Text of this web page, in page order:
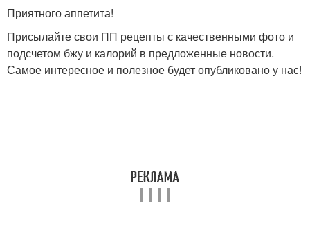
Приятного аппетита!
Присылайте свои ПП рецепты с качественными фото и
подсчетом бжу и калорий в предложенные новости.
Самое интересное и полезное будет опубликовано у нас!